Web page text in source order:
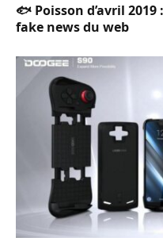
🐟 Poisson d’avril
fake news du web